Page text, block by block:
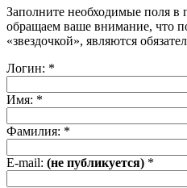
Заполните необходимые поля
обращаем ваше внимание, что
«звездочкой», являются
Логин: *
Имя: *
Фамилия: *
E-mail: (не публикуется) *